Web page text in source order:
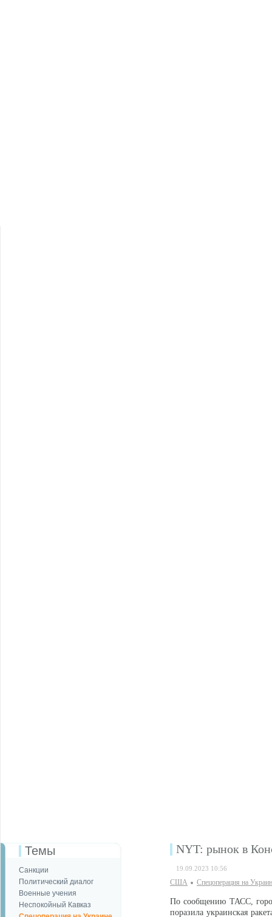
Темы
Санкции
Политический диалог
Военные учения
Неспокойный Кавказ
NYT: рынок в
19.09.2023 10:56
США Спецоперация на
По сообщению ТАСС,
поразила украинская